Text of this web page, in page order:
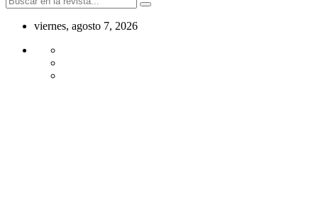
viernes, agosto 7, 2026